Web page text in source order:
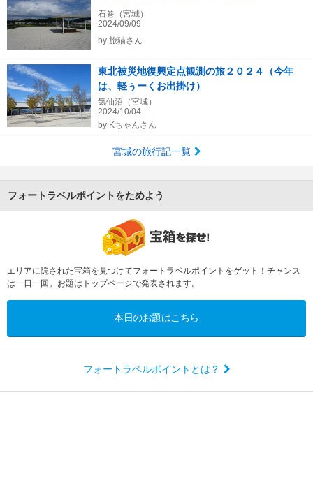
石巻（宮城）
2024/09/09
by 旅猫さん
東北被災地復興定点観測の旅２０２４（今年
は、軽ぅーくお出掛け）
気仙沼（宮城）
2024/10/04
by Kちゃんさん
宮城の旅行記一覧
フォートラベルポイントをためよう
エリアに隠された宝箱を見つけてフォートラベルポイントをゲット！チャンス
は一日一回。お題はトップページで発表されます。
本日のお題はこちら
フォートラベルポイントとは？